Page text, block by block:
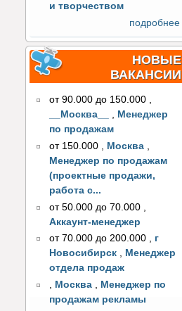
и творчеством
подробнее
НОВЫЕ
ВАКАНСИИ
от 90.000 до 150.000 ,
__Москва__
, Менеджер
по продажам
от 150.000
Москва
Менеджер по продажам
(проектные продажи,
работа с...
от 50.000 до 70.000
Аккаунт-менеджер
от 70.000 до 200.000 , г
Новосибирск , Менеджер
отдела продаж
, Москва , Менеджер по
продажам рекламы